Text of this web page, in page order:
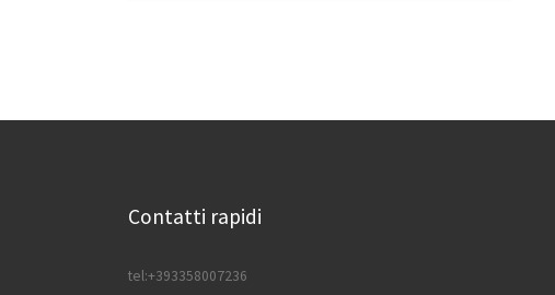
Contatti rapidi
tel:+393358007236